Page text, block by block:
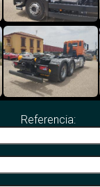
Referencia: